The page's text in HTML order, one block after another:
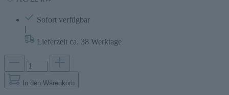
Sofort verfügbar
|
Lieferzeit ca. 38 Werktage
In den Warenkorb